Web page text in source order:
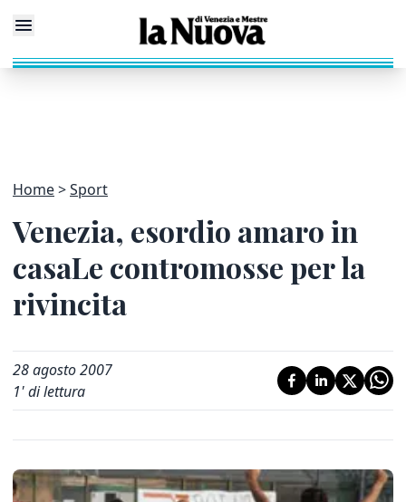
Home Sport
Venezia, esordio amaro in
casaLe contromosse per la
rivincita
28 agosto 2007
1' di lettura